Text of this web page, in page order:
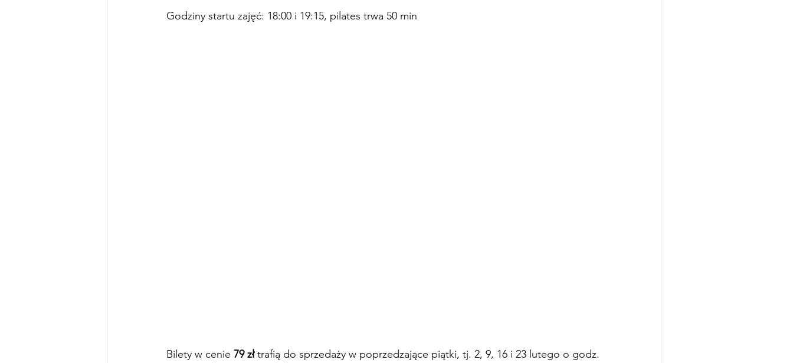
Godziny startu zajęć: 18:00 i 19:15, pilates trwa 50 min
Bilety w cenie 79 zł trafią do sprzedaży w poprzedzające piątki, tj. 2, 9, 16 i 23 lutego o godz.